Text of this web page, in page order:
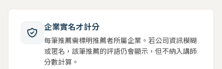
企業實名才計分
每筆推薦需標明推薦者所屬企業。若公司資訊模糊
或匿名，該筆推薦的評語仍會顯示，但不納入講師
分數計算。